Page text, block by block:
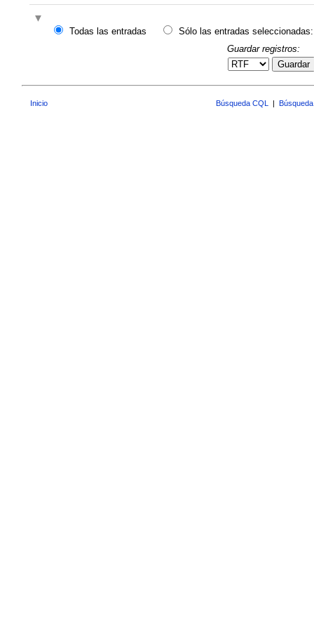
Todas las entradas
Sólo las entradas seleccionadas:
Guardar registros:
Guardar
Inicio Búsqueda CQL